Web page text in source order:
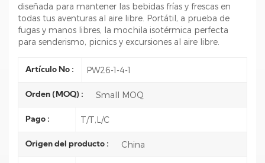
diseñada para mantener las bebidas frías y frescas en
todas tus aventuras al aire libre. Portátil, a prueba de
fugas y manos libres, la mochila isotérmica perfecta
para senderismo, picnics y excursiones al aire libre.
Artículo No : PW26-1-4-1
Orden (MOQ) : Small MOQ
Pago : T/T,L/C
Origen del producto : China